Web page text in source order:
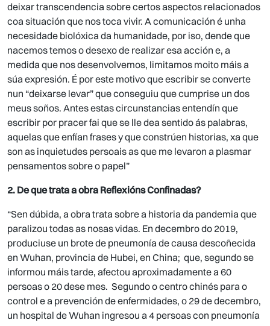
deixar transcendencia sobre certos aspectos relacionados
coa situación que nos toca vivir. A comunicación é unha
necesidade biolóxica da humanidade, por iso, dende que
nacemos temos o desexo de realizar esa acción e, a
medida que nos desenvolvemos, limitamos moito máis a
súa expresión. É por este motivo que escribir se converte
nun “deixarse levar” que conseguiu que cumprise un dos
meus soños. Antes estas circunstancias entendín que
escribir por pracer fai que se lle dea sentido ás palabras,
aquelas que enfían frases y que constrúen historias, xa que
son as inquietudes persoais as que me levaron a plasmar
pensamentos sobre o papel”
2. De que trata a obra Reflexións Confinadas?
“Sen dúbida, a obra trata sobre a historia da pandemia que
paralizou todas as nosas vidas. En decembro do 2019,
produciuse un brote de pneumonía de causa descoñecida
en Wuhan, provincia de Hubei, en China; que, segundo se
informou máis tarde, afectou aproximadamente a 60
persoas o 20 dese mes. Segundo o centro chinés para o
control e a prevención de enfermidades, o 29 de decembro,
un hospital de Wuhan ingresou a 4 persoas con pneumonía